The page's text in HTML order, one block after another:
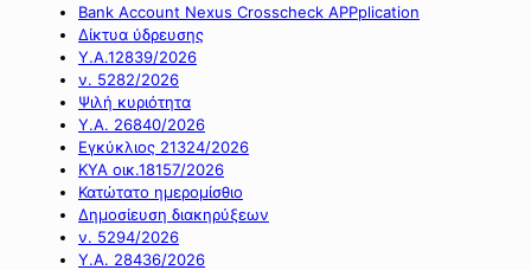
Bank Account Nexus Crosscheck APPplication
Δίκτυα ύδρευσης
Υ.Α.12839/2026
ν. 5282/2026
Ψιλή κυριότητα
Υ.Α. 26840/2026
Εγκύκλιος 21324/2026
ΚΥΑ οικ.18157/2026
Κατώτατο ημερομίσθιο
Δημοσίευση διακηρύξεων
ν. 5294/2026
Υ.Α. 28436/2026